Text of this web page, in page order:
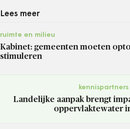
Lees meer
ruimte en milieu
Kabinet: gemeenten moeten
stimuleren
kennispartners
Landelijke aanpak brengt
oppervlaktewater